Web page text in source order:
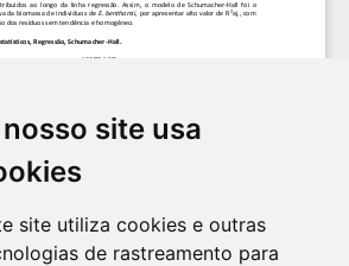
nosso site usa
site utiliza cookies e outras
de rastreamento para